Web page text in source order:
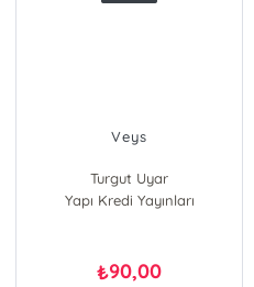
Veys
Turgut Uyar
Yapı Kredi Yayınları
₺90,00